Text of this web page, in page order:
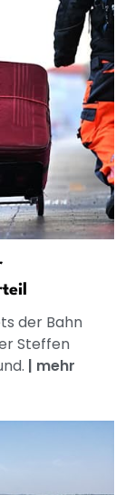
der Bahn
Steffen
| mehr